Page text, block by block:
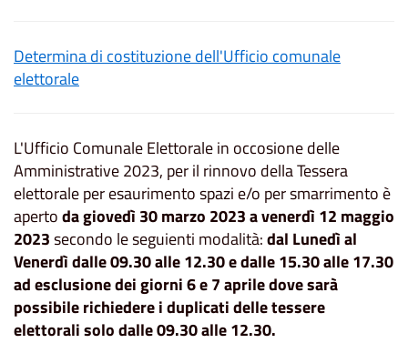
Determina di costituzione dell'Ufficio comunale
elettorale
L'Ufficio Comunale Elettorale in occosione delle
Amministrative 2023, per il rinnovo della Tessera
elettorale per esaurimento spazi e/o per smarrimento è
apertoda giovedì 30 marzo 2023 a venerdì 12 maggio
2023secondo le seguienti modalità:dal Lunedì al
Venerdì dalle 09.30 alle 12.30 e dalle 15.30 alle 17.30
ad esclusione dei giorni 6 e 7 aprile dove sarà
possibile richiedere i duplicati delle tessere
elettorali solo dalle 09.30 alle 12.30.